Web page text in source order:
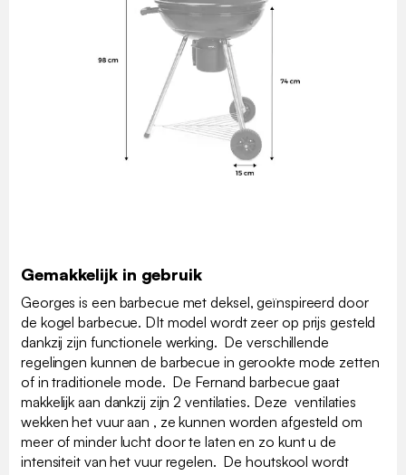
Gemakkelijk in gebruik
Georges is een barbecue met deksel, geïnspireerd door
de kogel barbecue. DIt model wordt zeer op prijs gesteld
dankzij zijn functionele werking. De verschillende
regelingen kunnen de barbecue in gerookte mode zetten
of in traditionele mode. De Fernand barbecue gaat
makkelijk aan dankzij zijn 2 ventilaties. Deze ventilaties
wekken het vuur aan , ze kunnen worden afgesteld om
meer of minder lucht door te laten en zo kunt u de
intensiteit van het vuur regelen. De houtskool wordt